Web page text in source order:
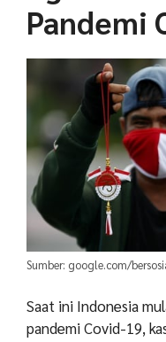
Pandemi
Sumber: google.com/
Saat ini Indonesia
pandemi Covid-19,